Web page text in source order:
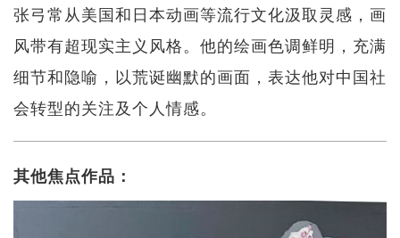
张弓常从美国和日本动画等流行文化汲取灵感，画
风带有超现实主义风格。他的绘画色调鲜明，充满
细节和隐喻，以荒诞幽默的画面，表达他对中国社
会转型的关注及个人情感。
其他焦点作品：